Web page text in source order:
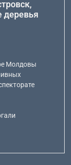
деревья
Молдовы